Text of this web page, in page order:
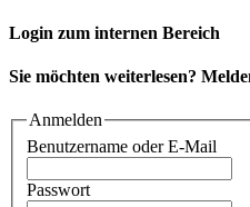
Login zum internen Bereich
Sie möchten weiterlesen?
Anmelden
Benutzername oder E-Mail
Passwort